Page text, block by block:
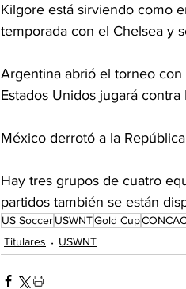
Kilgore está sirviendo como
temporada con el Chelsea y
Argentina abrió el torneo
Estados Unidos jugará
México derrotó a la
Hay tres grupos de cuatro
partidos también se están
US SoccerUSWNTGold Cup
Titulares
USWNT